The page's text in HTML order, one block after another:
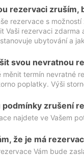
rezervaci zruším,
rezervace s
Vaši rezervaci
ubytování a
svou nevratnou
měnit termín nevratné
poplatky. Výši
podmínky zrušení
najdete ve Vašem
že je má
Vám bude